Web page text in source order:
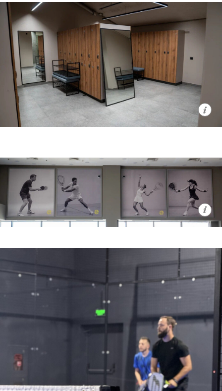
и дети от шести лет. Любой корт можно
будет взять в аренду — провести
спортивный вечер с близкими,
организовать корпоратив, масштабный
праздник или личный турнир.